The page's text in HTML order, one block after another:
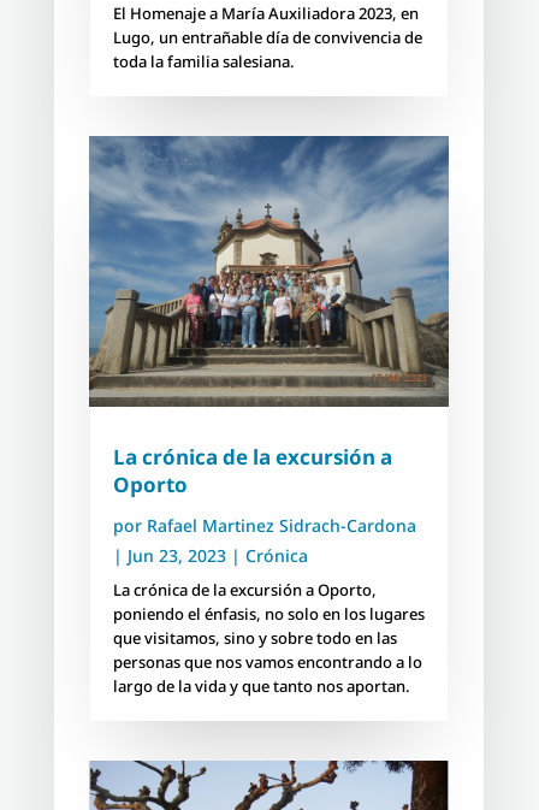
El Homenaje a María Auxiliadora 2023, en
Lugo, un entrañable día de convivencia de
toda la familia salesiana.
La crónica de la excursión a
Oporto
por Rafael Martinez Sidrach-Cardona
| Jun 23, 2023| Crónica
La crónica de la excursión a Oporto,
poniendo el énfasis, no solo en los lugares
que visitamos, sino y sobre todo en las
personas que nos vamos encontrando a lo
largo de la vida y que tanto nos aportan.